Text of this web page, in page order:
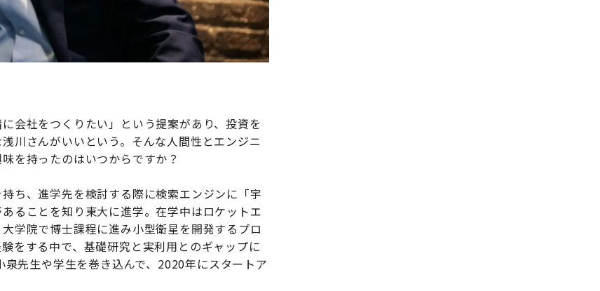
会社をつくりたい」という提案があり、投資を
川さんがいいという。そんな人間性とエンジニ
を持ったのはいつからですか？
ち、進学先を検討する際に検索エンジンに「宇
ることを知り東大に進学。在学中はロケットエ
学院で博士課程に進み小型衛星を開発するプロ
をする中で、基礎研究と実利用とのギャップに
先生や学生を巻き込んで、2020年にスタートア